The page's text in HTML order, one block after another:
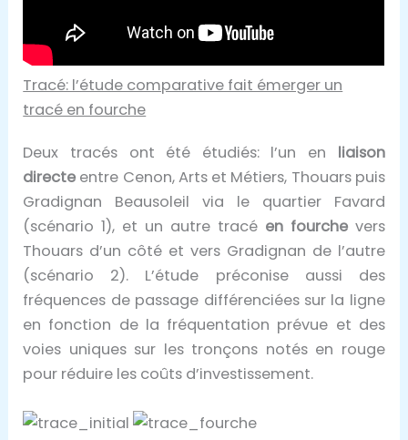
Tracé: l’étude comparative fait émerger un
tracé en fourche
Deux tracés ont été étudiés: l’un en liaison
directe entre Cenon, Arts et Métiers, Thouars puis
Gradignan Beausoleil via le quartier Favard
(scénario 1), et un autre tracé en fourchevers
Thouars d’un côté et vers Gradignan de l’autre
(scénario 2). L’étude préconise aussi des
fréquences de passage différenciées sur la ligne
en fonction de la fréquentation prévue et des
voies uniques sur les tronçons notés en rouge
pour réduire les coûts d’investissement.